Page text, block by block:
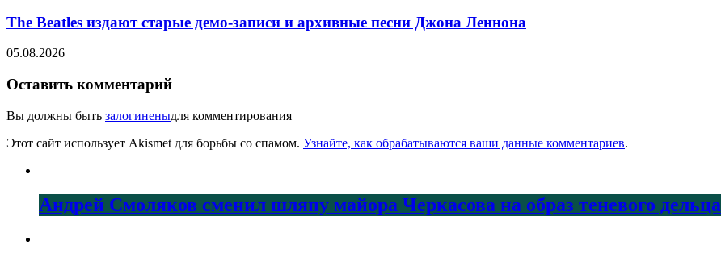
The Beatles издают старые демо-записи и архивные песни Джона Леннона
05.08.2026
Оставить комментарий
Вы должны быть залогиненыдля комментирования
Этот сайт использует Akismet для борьбы со спамом. Узнайте, как обрабатываются ваши данные комментариев.
Андрей Смоляков сменил шляпу майора Черкасова на образ теневого дельца